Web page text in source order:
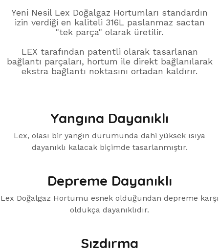
Yeni Nesil Lex Doğalgaz Hortumları standardın
izin verdiği en kaliteli 316L paslanmaz sactan
"tek parça" olarak üretilir.
LEX tarafından patentli olarak tasarlanan
bağlantı parçaları, hortum ile direkt bağlanılarak
ekstra bağlantı noktasını ortadan kaldırır.
Yangına Dayanıklı
Lex, olası bir yangın durumunda dahi yüksek ısıya
dayanıklı kalacak biçimde tasarlanmıştır.
Depreme Dayanıklı
Lex Doğalgaz Hortumu esnek olduğundan depreme karşı
oldukça dayanıklıdır.
Sızdırma